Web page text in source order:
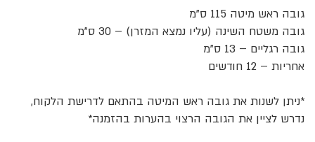
גובה ראש מיטה 115 ס"מ
גובה משטח השינה (עליו נמצא המזרן) – 30 ס"מ
גובה רגליים – 13 ס"מ
אחריות – 12 חודשים
*ניתן לשנות את גובה ראש המיטה בהתאם לדרישת הלקוח,
נדרש לציין את הגובה הרצוי בהערות בהזמנה*